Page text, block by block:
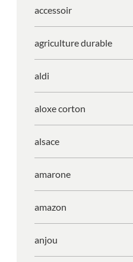
accessoir
agriculture durable
aldi
aloxe corton
alsace
amarone
amazon
anjou